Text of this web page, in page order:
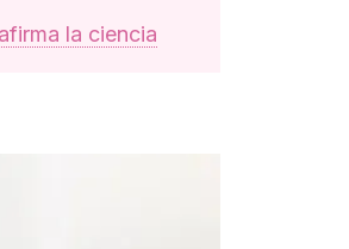
la ciencia